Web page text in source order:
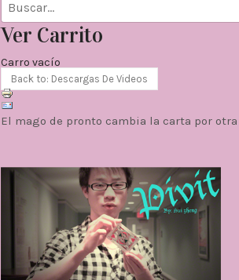
Ver Carrito
Carro vacío
Back to: Descargas De Videos
El mago de pronto cambia la carta por